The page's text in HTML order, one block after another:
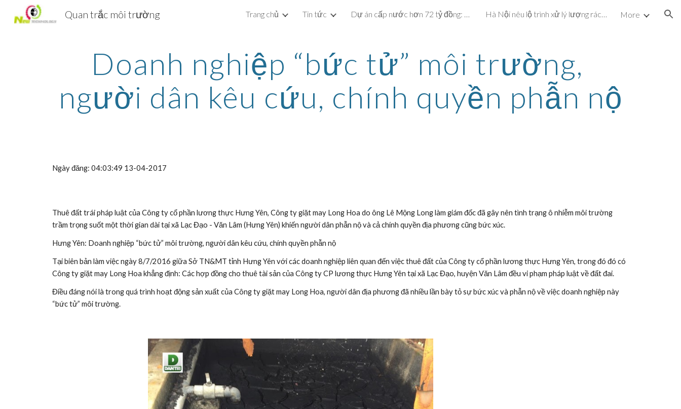
Skip to main content Skip to navigation
Quan trắc môi trường Trang chủ Tin tức Dự án cấp nước hơn 72 tỷ đồng: Vừa vận hành, vừa khắc phục sự cố Hà Nội nêu lộ trình xử lý lượng rác chôn ở bãi Nam Sơn More
Doanh nghiệp “bức tử” môi trường,
người dân kêu cứu, chính quyền phẫn nộ
Ngày đăng: 04:03:49 13-04-2017
Thuê đất trái pháp luật của Công ty cổ phần lương thực Hưng Yên, Công ty giặt may Long Hoa do ông Lê Mộng Long làm giám đốc đã gây nên tình trạng ô nhiễm môi trường
trầm trọng suốt một thời gian dài tại xã Lạc Đạo - Văn Lâm (Hưng Yên) khiến người dân phẫn nộ và cả chính quyền địa phương cũng bức xúc.
Hưng Yên: Doanh nghiệp “bức tử” môi trường, người dân kêu cứu, chính quyền phẫn nộ
Tại biên bản làm việc ngày 8/7/2016 giữa Sở TN&MT tỉnh Hưng Yên với các doanh nghiệp liên quan đến việc thuê đất của Công ty cổ phần lương thực Hưng Yên, trong đó đó có
Công ty giặt may Long Hoa khẳng định: Các hợp đồng cho thuê tài sản của Công ty CP lương thực Hưng Yên tại xã Lạc Đạo, huyện Văn Lâm đều vi phạm pháp luật về đất đai.
Điều đáng nói là trong quá trình hoạt động sản xuất của Công ty giặt may Long Hoa, người dân địa phương đã nhiều lần bày tỏ sự bức xúc và phẫn nộ về việc doanh nghiệp này
“bức tử” môi trường.